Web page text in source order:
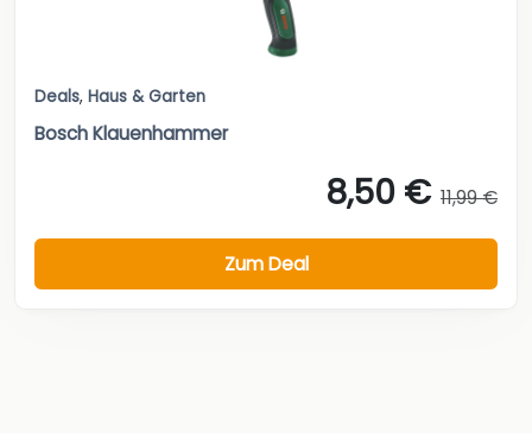
Deals, Haus & Garten
Bosch Klauenhammer
8,50 € 11,99 €
Zum Deal